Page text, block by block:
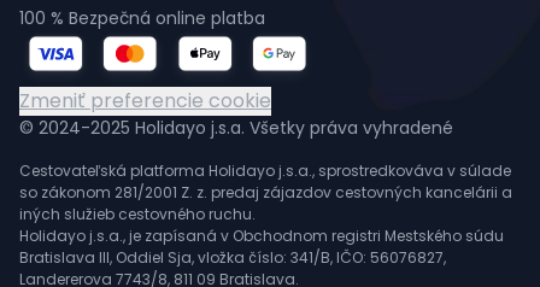
© 2024-2025 Holidayo j.s.a. Všetky práva vyhradené
Cestovateľská platforma Holidayo j.s.a., sprostredkováva v súlade
so zákonom 281/2001 Z. z. predaj zájazdov cestovných kancelárii a
iných služieb cestovného ruchu.
Holidayo j.s.a., je zapísaná v Obchodnom registri Mestského súdu
Bratislava III, Oddiel Sja, vložka číslo: 341/B, IČO: 56076827,
Landererova 7743/8, 811 09 Bratislava.
100 % Bezpečná online platba
Zmeniť preferencie cookie